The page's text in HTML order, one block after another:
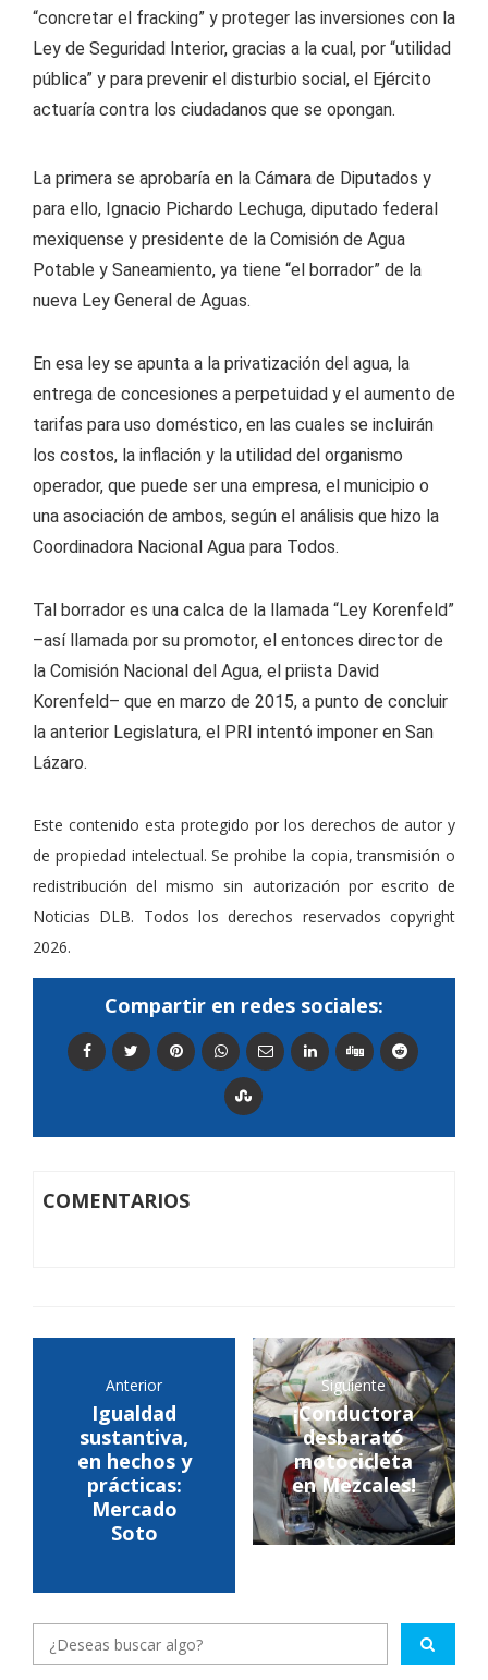
“concretar el fracking” y proteger las inversiones con la
Ley de Seguridad Interior, gracias a la cual, por “utilidad
pública” y para prevenir el disturbio social, el Ejército
actuaría contra los ciudadanos que se opongan.
La primera se aprobaría en la Cámara de Diputados y
para ello, Ignacio Pichardo Lechuga, diputado federal
mexiquense y presidente de la Comisión de Agua
Potable y Saneamiento, ya tiene “el borrador” de la
nueva Ley General de Aguas.
En esa ley se apunta a la privatización del agua, la
entrega de concesiones a perpetuidad y el aumento de
tarifas para uso doméstico, en las cuales se incluirán
los costos, la inflación y la utilidad del organismo
operador, que puede ser una empresa, el municipio o
una asociación de ambos, según el análisis que hizo la
Coordinadora Nacional Agua para Todos.
Tal borrador es una calca de la llamada “Ley Korenfeld”
–así llamada por su promotor, el entonces director de
la Comisión Nacional del Agua, el priista David
Korenfeld– que en marzo de 2015, a punto de concluir
la anterior Legislatura, el PRI intentó imponer en San
Lázaro.
Este contenido esta protegido por los derechos de autor y
de propiedad intelectual. Se prohibe la copia, transmisión o
redistribución del mismo sin autorización por escrito de
Noticias DLB. Todos los derechos reservados copyright
2026.
Compartir en redes sociales:
COMENTARIOS
Anterior
Igualdad
sustantiva,
en hechos y
prácticas:
Mercado
Soto
Siguiente
¡Conductora
desbarató
motocicleta
en Mezcales!